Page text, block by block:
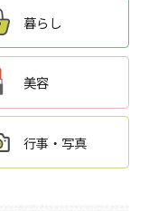
暮らし
美容
行事・写真